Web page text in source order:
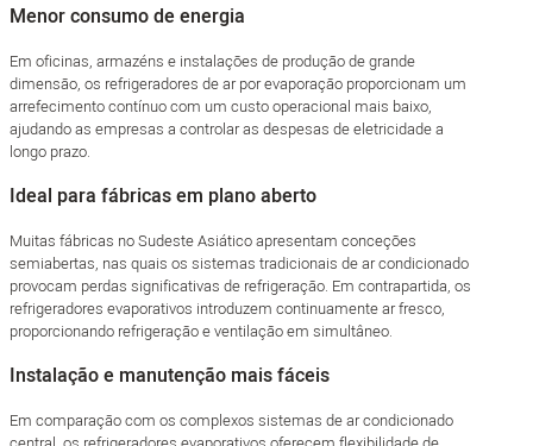
Menor consumo de energia
Em oficinas, armazéns e instalações de produção de grande
dimensão, os refrigeradores de ar por evaporação proporcionam um
arrefecimento contínuo com um custo operacional mais baixo,
ajudando as empresas a controlar as despesas de eletricidade a
longo prazo.
Ideal para fábricas em plano aberto
Muitas fábricas no Sudeste Asiático apresentam conceções
semiabertas, nas quais os sistemas tradicionais de ar condicionado
provocam perdas significativas de refrigeração. Em contrapartida, os
refrigeradores evaporativos introduzem continuamente ar fresco,
proporcionando refrigeração e ventilação em simultâneo.
Instalação e manutenção mais fáceis
Em comparação com os complexos sistemas de ar condicionado